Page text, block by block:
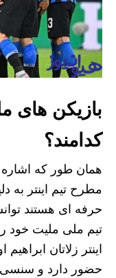
بازیکن های
کدامند؟
همان طور که اشاره
مطرح تیم اینتر به
حرفه ای هستند
تیم ملی ملیت خود
اینتر زلاتان
حضور دارد و سنسی